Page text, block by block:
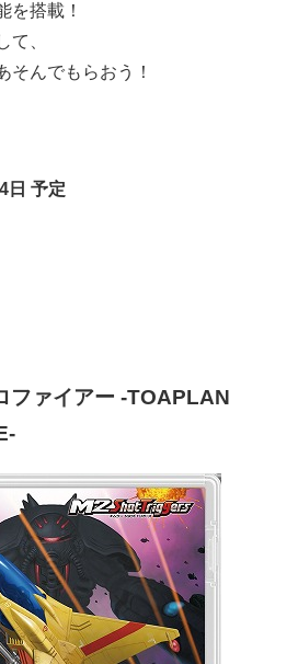
を搭載！
て、
そんでもらおう！
日 予定
ファイアー -TOAPLAN